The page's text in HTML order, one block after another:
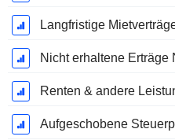
Langfristige
Nicht erhaltene Erträge
Aufgeschobene